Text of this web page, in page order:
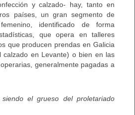
y calzado- hay, tanto en
países, un gran segmento de
identificado de forma
que opera en talleres
que producen prendas en Galicia
calzado en Levante) o bien en las
generalmente pagadas a
el grueso del proletariado